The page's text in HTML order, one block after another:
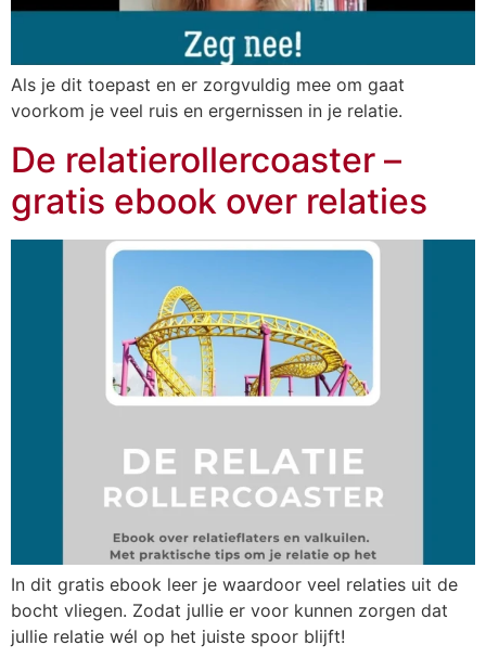
Als je dit toepast en er zorgvuldig mee om gaat
voorkom je veel ruis en ergernissen in je relatie.
De relatierollercoaster –
gratis ebook over relaties
In dit gratis ebook leer je waardoor veel relaties uit de
bocht vliegen. Zodat jullie er voor kunnen zorgen dat
jullie relatie wél op het juiste spoor blijft!